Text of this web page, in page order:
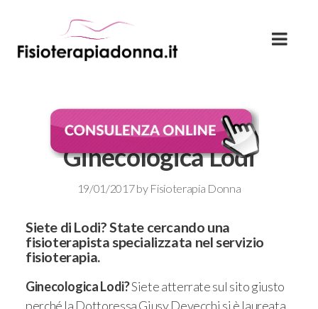
Fisioterapia
Ginecologica Lodi
19/01/2017by Fisioterapia Donna
Siete di Lodi? State cercando una
fisioterapista specializzata nel servizio
fisioterapia.
Ginecologica Lodi?Siete atterrate sul sito giusto
perché la Dottoressa Giusy Devecchi si è laureata